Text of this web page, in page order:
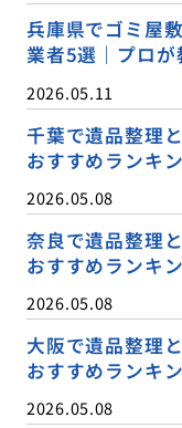
兵庫県でゴミ屋
業者5選｜プロが
2026.05.11
千葉で遺品整理
おすすめランキ
2026.05.08
奈良で遺品整理
おすすめランキ
2026.05.08
大阪で遺品整理
おすすめランキ
2026.05.08